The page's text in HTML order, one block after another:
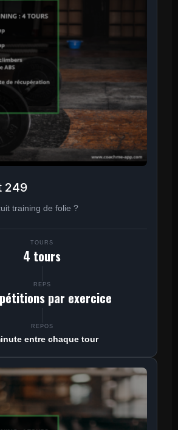
249
training de folie ?
TOURS
4 tours
REPS
par exercice
REPOS
entre chaque tour